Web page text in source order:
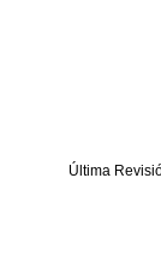
Última